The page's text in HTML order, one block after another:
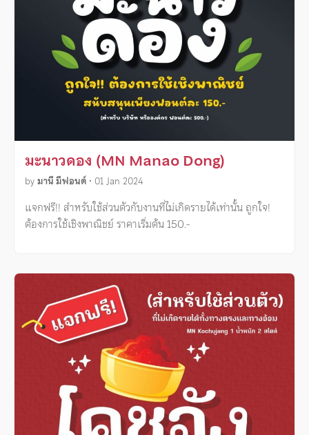
มะนาวดอง (MN Manao Dong)
byมานี มีฟอนต์ • 01 Jan 2024
แจกฟรี!! สำหรับใช้ส่วนตัวกับงานที่ไม่เกิดรายได้เท่านั้น ถูกใจ!
ต้องการใช้เชิงพาณิชย์ ราคาเริ่มต้น 150.-